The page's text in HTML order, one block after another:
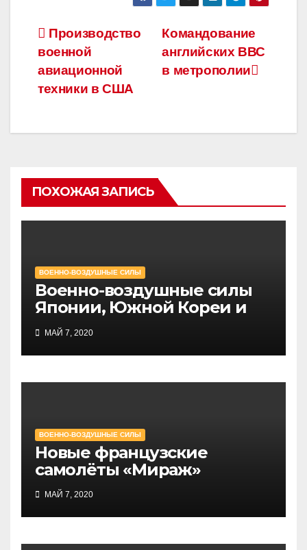
Навигация
по
записям
Командование
английских ВВС
в метрополии
Производство
военной
авиационной
техники в США
ПОХОЖАЯ ЗАПИСЬ
ВОЕННО-ВОЗДУШНЫЕ СИЛЫ
Военно-воздушные силы
Японии, Южной Кореи и
Тайваня
МАЙ 7, 2020
ВОЕННО-ВОЗДУШНЫЕ СИЛЫ
Новые французские
самолёты «Мираж»
МАЙ 7, 2020